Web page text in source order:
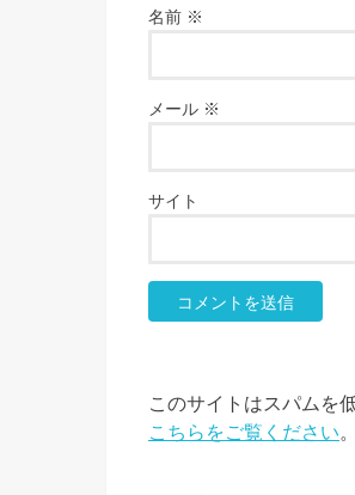
名前 ※
メール ※
サイト
このサイトはスパムを
こちらをご覧ください